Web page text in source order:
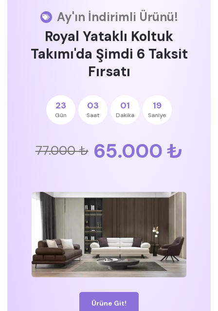
Ay'ın İndirimli Ürünü!
Royal Yataklı Koltuk
Takımı'da Şimdi 6 Taksit
Fırsatı
23
Gün
03
Saat
01
Dakika
19
Saniye
77.000 ₺ 65.000 ₺
Ürüne Git!